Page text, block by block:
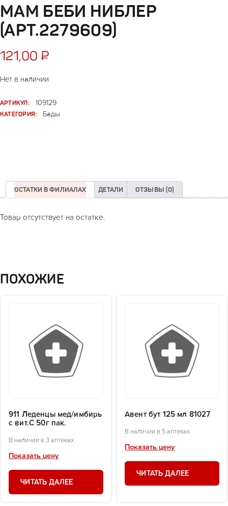
МАМ БЕБИ НИБЛЕР
(АРТ.2279609)
121,00 ₽
Нет в наличии
АРТИКУЛ:
109129
КАТЕГОРИЯ:
Бады
ОСТАТКИ В ФИЛИАЛАХ ДЕТАЛИ ОТЗЫВЫ (0)
Товар отсутствует на остатке.
ПОХОЖИЕ
911 Леденцы мед/имбирь
с вит.С 50г пак.
В наличии в 3 аптеках
Показать цену
ЧИТАТЬ ДАЛЕЕ
Авент бут 125 мл 81027
В наличии в 5 аптеках
Показать цену
ЧИТАТЬ ДАЛЕЕ